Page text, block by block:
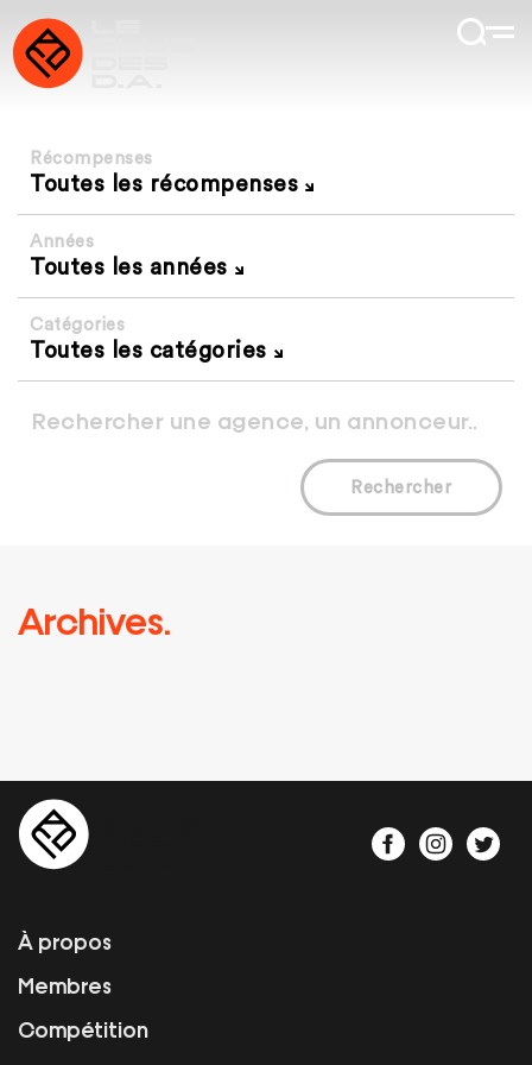
Récompenses
Toutes les récompenses
Années
Toutes les années
Catégories
Toutes les catégories
Rechercher
Archives.
À propos
Membres
Compétition